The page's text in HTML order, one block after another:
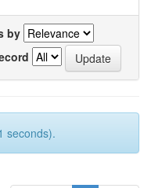
by
seconds).